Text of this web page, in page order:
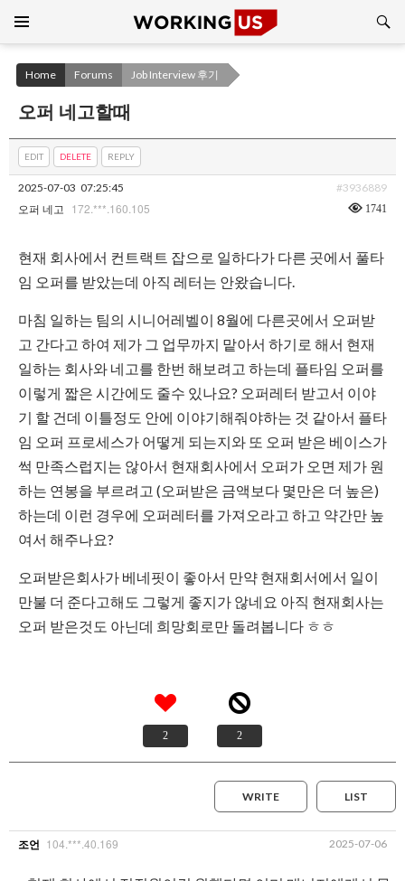
CONTENT
Home Forums Job Interview 후기
오퍼 네고할때
EDIT DELETE REPLY
2025-07-03 07:25:45 #3936889
오퍼 네고 172.***.160.105 1741
현재 회사에서 컨트랙트 잡으로 일하다가 다른 곳에서 풀타
임 오퍼를 받았는데 아직 레터는 안왔습니다.
마침 일하는 팀의 시니어레벨이 8월에 다른곳에서 오퍼받
고 간다고 하여 제가 그 업무까지 맡아서 하기로 해서 현재
일하는 회사와 네고를 한번 해보려고 하는데 플타임 오퍼를
이렇게 짧은 시간에도 줄수 있나요? 오퍼레터 받고서 이야
기 할 건데 이틀정도 안에 이야기해줘야하는 것 같아서 플타
임 오퍼 프로세스가 어떻게 되는지와 또 오퍼 받은 베이스가
썩 만족스럽지는 않아서 현재회사에서 오퍼가 오면 제가 원
하는 연봉을 부르려고 (오퍼받은 금액보다 몇만은 더 높은)
하는데 이런 경우에 오퍼레터를 가져오라고 하고 약간만 높
여서 해주나요?
오퍼받은회사가 베네핏이 좋아서 만약 현재회서에서 일이
만불 더 준다고해도 그렇게 좋지가 않네요 아직 현재회사는
오퍼 받은것도 아닌데 희망회로만 돌려봅니다 ㅎㅎ
2 2
LIST
WRITE
조언 104.***.40.169 2025-07-06